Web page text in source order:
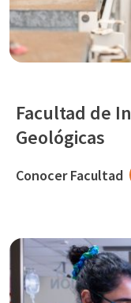
Facultad de
Geológicas
Conocer Facultad